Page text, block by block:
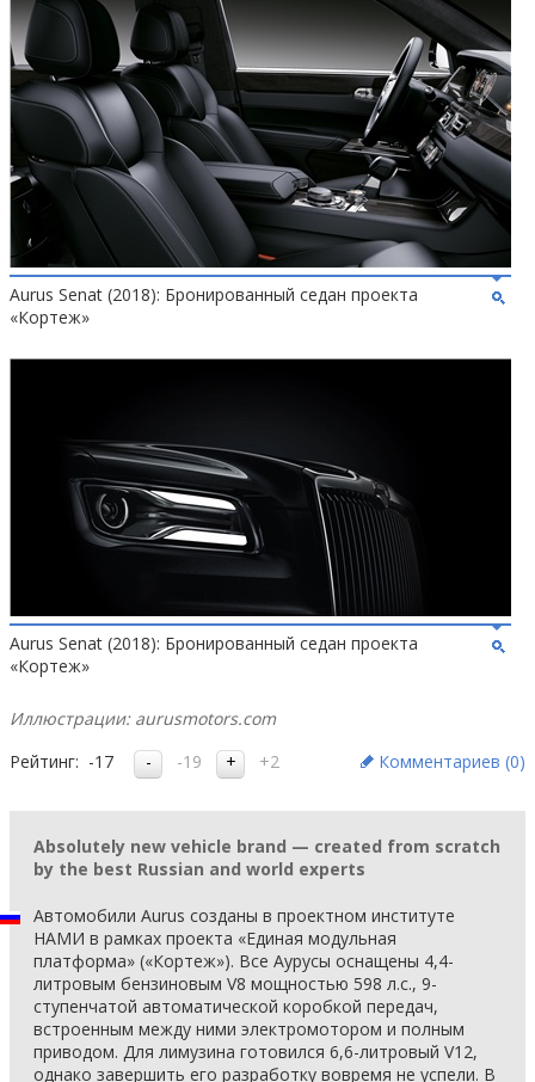
Aurus Senat (2018): Бронированный седан проекта
«Кортеж»
Aurus Senat (2018): Бронированный седан проекта
«Кортеж»
Иллюстрации: aurusmotors.com
Рейтинг: -17 -19 +2 Комментариев (0)
Absolutely new vehicle brand — created from scratch
by the best Russian and world experts
Автомобили Aurus созданы в проектном институте
НАМИ в рамках проекта «Единая модульная
платформа» («Кортеж»). Все Аурусы оснащены 4,4-
литровым бензиновым V8 мощностью 598 л.с., 9-
ступенчатой автоматической коробкой передач,
встроенным между ними электромотором и полным
приводом. Для лимузина готовился 6,6-литровый V12,
однако завершить его разработку вовремя не успели. В